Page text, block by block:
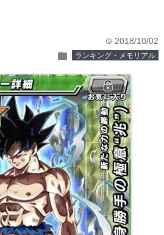
time 2018/10/02
folder ランキング・メモリアル